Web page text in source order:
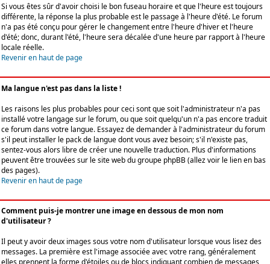
Si vous êtes sûr d'avoir choisi le bon fuseau horaire et que l'heure est toujours
différente, la réponse la plus probable est le passage à l'heure d'été. Le forum
n'a pas été conçu pour gérer le changement entre l'heure d'hiver et l'heure
d'été; donc, durant l'été, l'heure sera décalée d'une heure par rapport à l'heure
locale réelle.
Revenir en haut de page
Ma langue n'est pas dans la liste !
Les raisons les plus probables pour ceci sont que soit l'administrateur n'a pas
installé votre langage sur le forum, ou que soit quelqu'un n'a pas encore traduit
ce forum dans votre langue. Essayez de demander à l'administrateur du forum
s'il peut installer le pack de langue dont vous avez besoin; s'il n'existe pas,
sentez-vous alors libre de créer une nouvelle traduction. Plus d'informations
peuvent être trouvées sur le site web du groupe phpBB (allez voir le lien en bas
des pages).
Revenir en haut de page
Comment puis-je montrer une image en dessous de mon nom
d'utilisateur ?
Il peut y avoir deux images sous votre nom d'utilisateur lorsque vous lisez des
messages. La première est l'image associée avec votre rang, généralement